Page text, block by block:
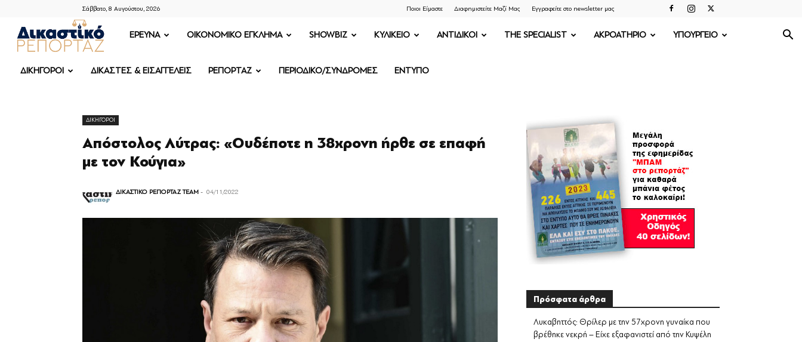
Σάββατο, 8 Αυγούστου, 2026 Ποιοι Είμαστε Διαφημιστείτε Μαζί Μας Εγγραφείτε στο newsletter μας
ΔΙΚΑΣΤΙΚΟ
ΡΕΠΟΡΤΑΖ
ΕΡΕΥΝΑ OIKONOMIKO ΕΓΚΛΗΜΑ SHOWBIZ ΚΥΛΙΚΕΙΟ ΑΝΤΙΔΙΚΟΙ THE SPECIALIST ΑΚΡΟΑΤΗΡΙΟ ΥΠΟΥΡΓΕΙΟ
ΔΙΚΗΓΟΡΟΙ ΔΙΚΑΣΤΕΣ & ΕΙΣΑΓΓΕΛΕΙΣ ΡΕΠΟΡΤΑΖ ΠΕΡΙΟΔΙΚΟ/ΣΥΝΔΡΟΜΕΣ ΕΝΤΥΠΟ
ΔΙΚΗΓΟΡΟΙ
Απόστολος Λύτρας: «Ουδέποτε η 38χρονη ήρθε σε επαφή
με τον Κούγια»
ΔΙΚΑΣΤΙΚΟ ΡΕΠΟΡΤΑΖ TEAM - 04/11/2022
Πρόσφατα άρθρα
Λυκαβηττός: Θρίλερ με την 57χρονη γυναίκα που
βρέθηκε νεκρή – Είχε εξαφανιστεί από την Κυψέλη